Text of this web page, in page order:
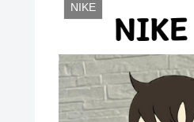
NIKE